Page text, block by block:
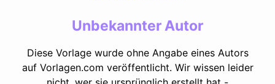
Unbekannter Autor
Diese Vorlage wurde ohne Angabe eines Autors
auf Vorlagen.com veröffentlicht. Wir wissen leider